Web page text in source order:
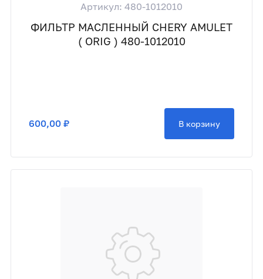
Артикул: 480-1012010
ФИЛЬТР МАСЛЕННЫЙ CHERY AMULET
( ORIG ) 480-1012010
600,00 ₽ В корзину